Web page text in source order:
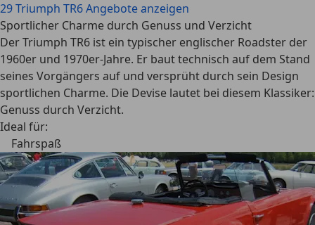
29 Triumph TR6 Angebote anzeigen
Sportlicher Charme durch Genuss und Verzicht
Der Triumph TR6 ist ein typischer englischer Roadster der
1960er und 1970er-Jahre. Er baut technisch auf dem Stand
seines Vorgängers auf und versprüht durch sein Design
sportlichen Charme. Die Devise lautet bei diesem Klassiker:
Genuss durch Verzicht.
Ideal für:
Fahrspaß